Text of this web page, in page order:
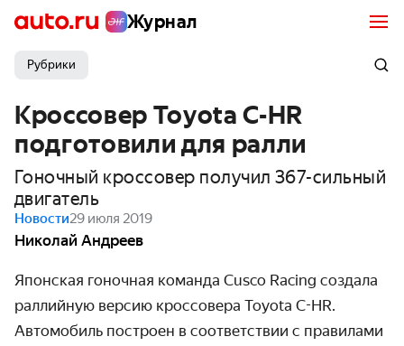
Журнал
Рубрики
Кроссовер Toyota C-HR
подготовили для ралли
Гоночный кроссовер получил 367-сильный
двигатель
Новости29 июля 2019
Николай Андреев
Японская гоночная команда Cusco Racing создала
раллийную версию кроссовера Toyota C-HR.
Автомобиль построен в соответствии с правилами